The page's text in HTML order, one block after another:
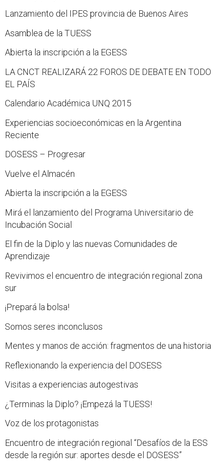
Lanzamiento del IPES provincia de Buenos Aires
Asamblea de la TUESS
Abierta la inscripción a la EGESS
LA CNCT REALIZARÁ 22 FOROS DE DEBATE EN TODO
EL PAÍS
Calendario Académica UNQ 2015
Experiencias socioeconómicas en la Argentina
Reciente
DOSESS – Progresar
Vuelve el Almacén
Abierta la inscripción a la EGESS
Mirá el lanzamiento del Programa Universitario de
Incubación Social
El fin de la Diplo y las nuevas Comunidades de
Aprendizaje
Revivimos el encuentro de integración regional zona
sur
¡Prepará la bolsa!
Somos seres inconclusos
Mentes y manos de acción: fragmentos de una historia
Reflexionando la experiencia del DOSESS
Visitas a experiencias autogestivas
¿Terminas la Diplo? ¡Empezá la TUESS!
Voz de los protagonistas
Encuentro de integración regional “Desafíos de la ESS
desde la región sur: aportes desde el DOSESS”